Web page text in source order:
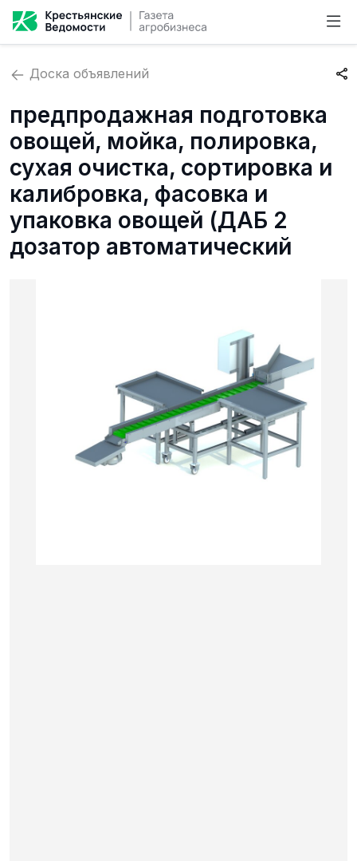
Доска объявлений
предпродажная подготовка
овощей, мойка, полировка,
сухая очистка, сортировка и
калибровка, фасовка и
упаковка овощей (ДАБ 2
дозатор автоматический